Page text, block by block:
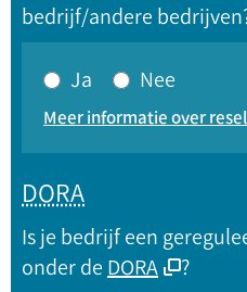
bedrijf/andere
Ja Nee
Meer informatie over
DORA
Is je bedrijf een
onder de DORA ?